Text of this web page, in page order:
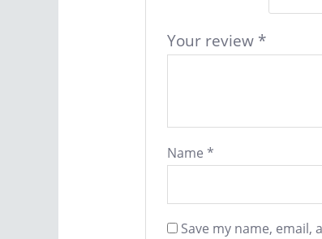
Your review *
Name *
Save my name,